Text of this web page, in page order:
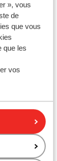
», vous
de
que vous
que les
vos
de
100
mètres
place)
50
50